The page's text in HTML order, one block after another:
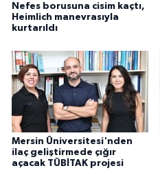
Nefes borusuna cisim kaçtı,
Heimlich manevrasıyla
kurtarıldı
Mersin Üniversitesi'nden
ilaç geliştirmede çığır
açacak TÜBİTAK projesi